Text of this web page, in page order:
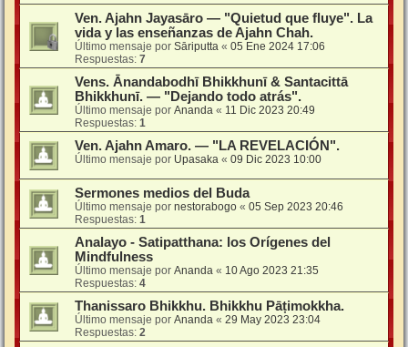
Ven. Ajahn Jayasāro — "Quietud que fluye". La
vida y las enseñanzas de Ajahn Chah.
Último mensaje por Sāriputta « 05 Ene 2024 17:06
Respuestas: 7
Vens. Ānandabodhī Bhikkhunī & Santacittā
Bhikkhunī. — "Dejando todo atrás".
Último mensaje por Ananda « 11 Dic 2023 20:49
Respuestas: 1
Ven. Ajahn Amaro. — "LA REVELACIÓN".
Último mensaje por Upasaka « 09 Dic 2023 10:00
Sermones medios del Buda
Último mensaje por nestorabogo « 05 Sep 2023 20:46
Respuestas: 1
Analayo - Satipatthana: los Orígenes del
Mindfulness
Último mensaje por Ananda « 10 Ago 2023 21:35
Respuestas: 4
Thanissaro Bhikkhu. Bhikkhu Pāṭimokkha.
Último mensaje por Ananda « 29 May 2023 23:04
Respuestas: 2